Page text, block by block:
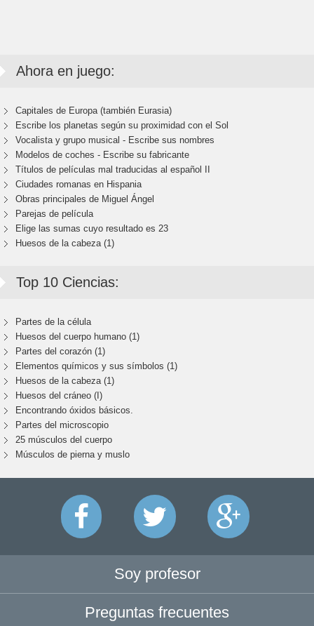
Ahora en juego:
Capitales de Europa (también Eurasia)
Escribe los planetas según su proximidad con el Sol
Vocalista y grupo musical - Escribe sus nombres
Modelos de coches - Escribe su fabricante
Títulos de películas mal traducidas al español II
Ciudades romanas en Hispania
Obras principales de Miguel Ángel
Parejas de película
Elige las sumas cuyo resultado es 23
Huesos de la cabeza (1)
Top 10 Ciencias:
Partes de la célula
Huesos del cuerpo humano (1)
Partes del corazón (1)
Elementos químicos y sus símbolos (1)
Huesos de la cabeza (1)
Huesos del cráneo (I)
Encontrando óxidos básicos.
Partes del microscopio
25 músculos del cuerpo
Músculos de pierna y muslo
Soy profesor
Preguntas frecuentes